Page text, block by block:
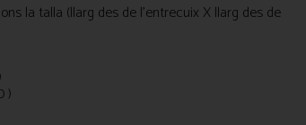
la talla (llarg des de l’entrecuix X llarg des de
)